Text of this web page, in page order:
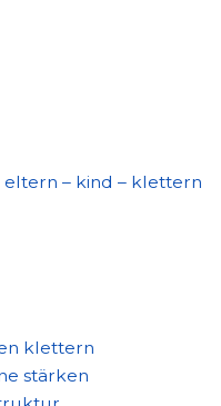
– kind – klettern
klettern
stärken